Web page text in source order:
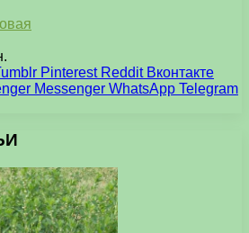
Pinterest Reddit Вконтакте
Messenger WhatsApp Telegram